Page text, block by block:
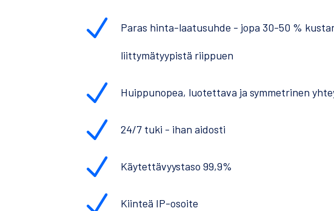
N Paras hinta-laatusuhde - jopa 30-50 %
liittymätyypistä riippuen
N Huippunopea, luotettava ja symmetrinen
N 24/7 tuki - ihan aidosti
N Käytettävyystaso 99,9%
N Kiinteä IP-osoite